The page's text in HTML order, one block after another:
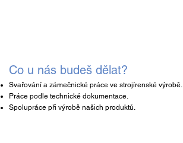
Co u nás budeš dělat?
Svařování a zámečnické práce ve strojírenské výrobě.
Práce podle technické dokumentace.
Spolupráce při výrobě našich produktů.